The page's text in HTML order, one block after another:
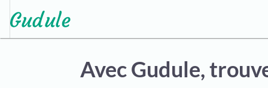
Avec Gudule,